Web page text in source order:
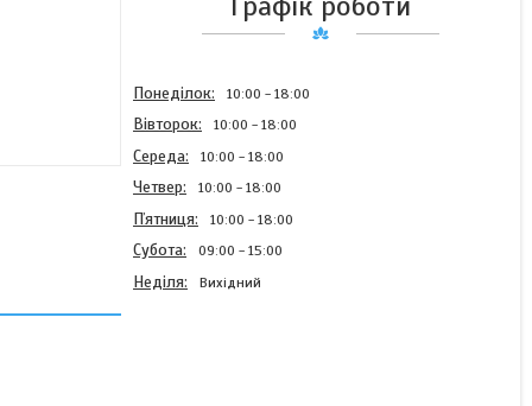
Понеділок 10:00 18:00
Вівторок 10:00 18:00
Середа 10:00 18:00
Четвер 10:00 18:00
Пʼятниця 10:00 18:00
Субота 09:00 15:00
Неділя Вихідний